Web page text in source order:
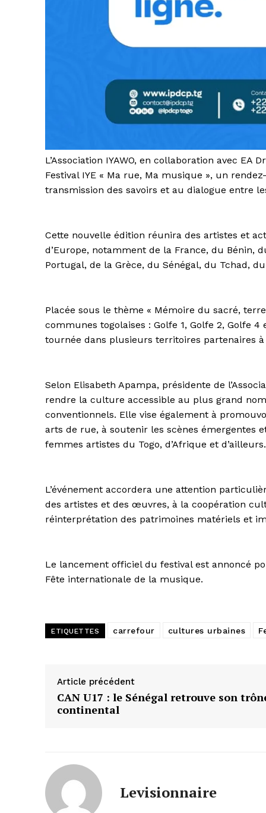
L’Association IYAWO, en collaboration avec
Festival IYE « Ma rue, Ma musique », un
transmission des savoirs et au dialogue entre
Cette nouvelle édition réunira des artistes et
d’Europe, notamment de la France, du Bénin,
Portugal, de la Grèce, du Sénégal, du Tchad,
Placée sous le thème « Mémoire du sacré,
communes togolaises : Golfe 1, Golfe 2, Golfe
tournée dans plusieurs territoires partenaires à
Selon Elisabeth Apampa, présidente de
rendre la culture accessible au plus grand
conventionnels. Elle vise également à
arts de rue, à soutenir les scènes émergentes
femmes artistes du Togo, d’Afrique et d’ailleurs.
L’événement accordera une attention
des artistes et des œuvres, à la coopération
réinterprétation des patrimoines matériels et
Le lancement officiel du festival est annoncé
Fête internationale de la musique.
ETIQUETTES carrefour cultures urbaines
Article précédent
CAN U17 : le Sénégal retrouve son
continental
Levisionnaire